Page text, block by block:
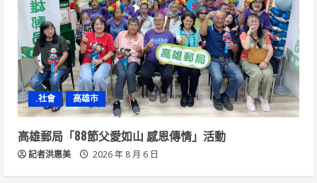
.社會 高雄市
高雄郵局「88節父愛如山 感恩傳情」活動
記者洪惠美 2026 年 8 月 6 日